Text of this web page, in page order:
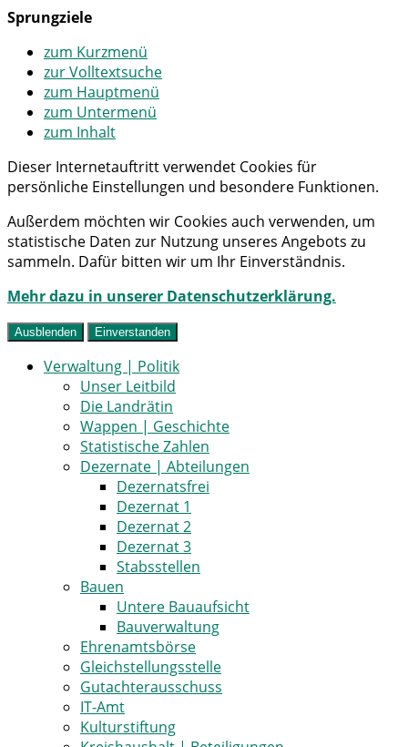
Sprungziele
zum Kurzmenü
zur Volltextsuche
zum Hauptmenü
zum Untermenü
zum Inhalt
Dieser Internetauftritt verwendet Cookies für
persönliche Einstellungen und besondere Funktionen.
Außerdem möchten wir Cookies auch verwenden, um
statistische Daten zur Nutzung unseres Angebots zu
sammeln. Dafür bitten wir um Ihr Einverständnis.
Mehr dazu in unserer Datenschutzerklärung.
Ausblenden Einverstanden
Verwaltung | Politik
Unser Leitbild
Die Landrätin
Wappen | Geschichte
Statistische Zahlen
Dezernate | Abteilungen
Dezernatsfrei
Dezernat 1
Dezernat 2
Dezernat 3
Stabsstellen
Bauen
Untere Bauaufsicht
Bauverwaltung
Ehrenamtsbörse
Gleichstellungsstelle
Gutachterausschuss
IT-Amt
Kulturstiftung